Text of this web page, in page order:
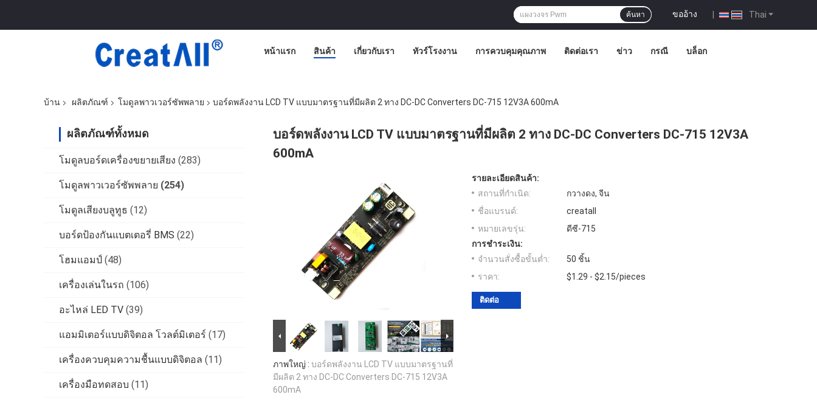
Thai
ขออ้าง |
ค้นหา
หน้าแรก สินค้า เกี่ยวกับเรา ทัวร์โรงงาน การควบคุมคุณภาพ ติดต่อเรา ข่าว กรณี บล็อก
บ้าน ผลิตภัณฑ์ โมดูลพาวเวอร์ซัพพลาย บอร์ดพลังงาน LCD TV แบบมาตรฐานที่มีผลิต 2 ทาง DC-DC Converters DC-715 12V3A 600mA
ผลิตภัณฑ์ทั้งหมด
โมดูลบอร์ดเครื่องขยายเสียง (283)
โมดูลพาวเวอร์ซัพพลาย (254)
โมดูลเสียงบลูทูธ (12)
บอร์ดป้องกันแบตเตอรี่ BMS (22)
โฮมแอมป์ (48)
เครื่องเล่นในรถ (106)
อะไหล่ LED TV (39)
แอมมิเตอร์แบบดิจิตอล โวลต์มิเตอร์ (17)
เครื่องควบคุมความชื้นแบบดิจิตอล (11)
เครื่องมือทดสอบ (11)
บอร์ดพลังงาน LCD TV แบบมาตรฐานที่มีผลิต 2 ทาง DC-DC Converters DC-715 12V3A
600mA
ภาพใหญ่ : บอร์ดพลังงาน LCD TV แบบมาตรฐานที่
มีผลิต 2 ทาง DC-DC Converters DC-715 12V3A
600mA
รายละเอียดสินค้า:
สถานที่กำเนิด:
กวางดง, จีน
ชื่อแบรนด์:
creatall
หมายเลขรุ่น:
ดีซี-715
การชำระเงิน:
จำนวนสั่งซื้อขั้นต่ำ:
50 ชิ้น
ราคา:
$1.29 - $2.15/pieces
ติดต่อ